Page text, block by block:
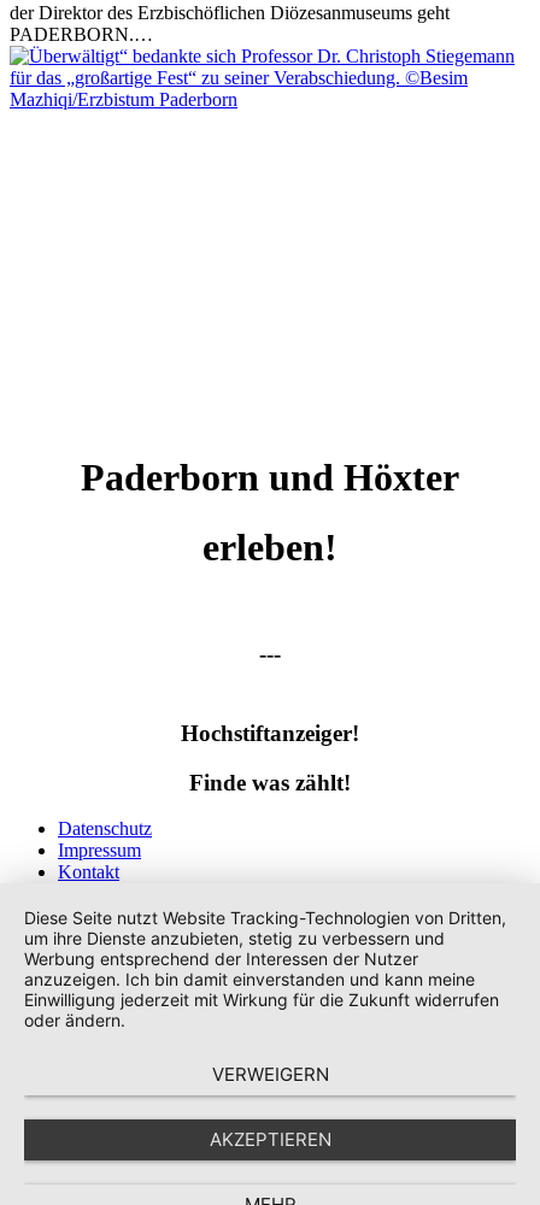
der Direktor des Erzbischöflichen Diözesanmuseums geht
PADERBORN.…
Paderborn und Höxter
erleben!
---
Hochstiftanzeiger!
Finde was zählt!
Datenschutz
Impressum
Kontakt
Diese Seite nutzt Website Tracking-Technologien von Dritten,
um ihre Dienste anzubieten, stetig zu verbessern und
Werbung entsprechend der Interessen der Nutzer
anzuzeigen. Ich bin damit einverstanden und kann meine
Einwilligung jederzeit mit Wirkung für die Zukunft widerrufen
oder ändern.
VERWEIGERN
AKZEPTIEREN